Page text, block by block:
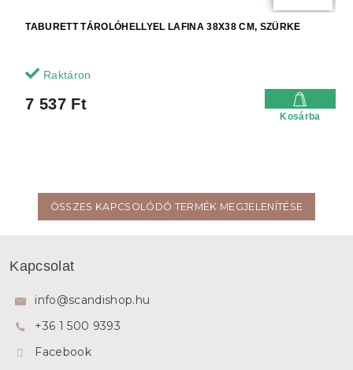
TABURETT TÁROLÓHELLYEL LAFINA 38X38 CM, SZÜRKE
Raktáron
7 537 Ft
Kosárba
ÖSSZES KAPCSOLÓDÓ TERMÉK MEGJELENÍTÉSE
Kapcsolat
info@scandishop.hu
+36 1 500 9393
Facebook